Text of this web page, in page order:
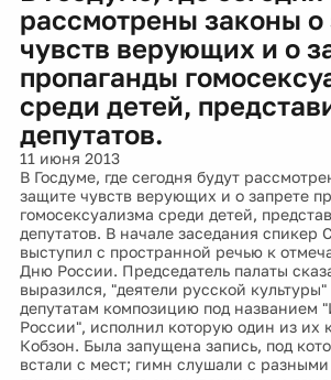
рассмотрены законы
чувств верующих и о
пропаганды
среди детей,
депутатов.
11 июня 2013
В Госдуме, где сегодня будут
защите чувств верующих и о запрете
гомосексуализма среди детей,
депутатов. В начале заседания
выступил с пространной речью к
Дню России. Председатель палаты
выразился, "деятели русской
депутатам композицию под названием
России", исполнил которую один из их
Кобзон. Была запущена запись, под
встали с мест; гимн слушали с